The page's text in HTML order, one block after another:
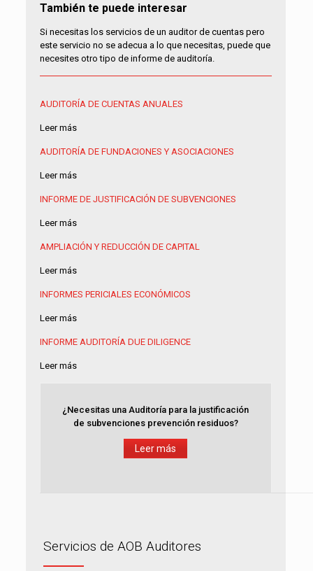
También te puede interesar
Si necesitas los servicios de un auditor de cuentas pero
este servicio no se adecua a lo que necesitas, puede que
necesites otro tipo de informe de auditoría.
AUDITORÍA DE CUENTAS ANUALES
Leer más
AUDITORÍA DE FUNDACIONES Y ASOCIACIONES
Leer más
INFORME DE JUSTIFICACIÓN DE SUBVENCIONES
Leer más
AMPLIACIÓN Y REDUCCIÓN DE CAPITAL
Leer más
INFORMES PERICIALES ECONÓMICOS
Leer más
INFORME AUDITORÍA DUE DILIGENCE
Leer más
¿Necesitas una Auditoría para la justificación
de subvenciones prevención residuos?
Leer más
Servicios de AOB Auditores